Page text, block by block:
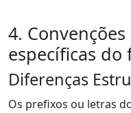
4.
específicas do
Diferenças
Os prefixos ou letras